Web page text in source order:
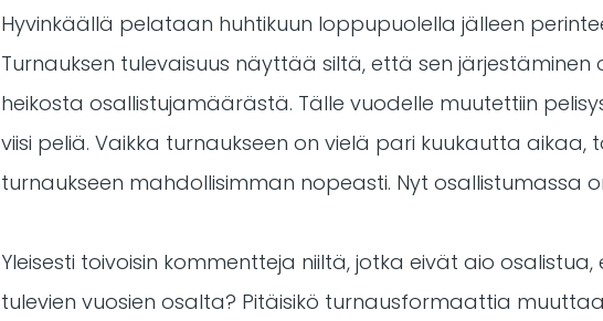
Hyvinkäällä pelataan huhtikuun loppupuolella jälleen
Turnauksen tulevaisuus näyttää siltä, että sen
heikosta osallistujamäärästä. Tälle vuodelle muutettiin
viisi peliä. Vaikka turnaukseen on vielä pari kuukautta
turnaukseen mahdollisimman nopeasti. Nyt osallistumassa
Yleisesti toivoisin kommentteja niiltä, jotka eivät aio
tulevien vuosien osalta? Pitäisikö turnausformaattia